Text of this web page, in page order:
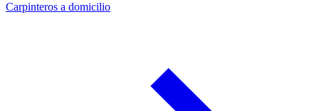
Carpinteros a domicilio